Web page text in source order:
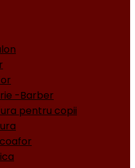
-Barber
pentru copii